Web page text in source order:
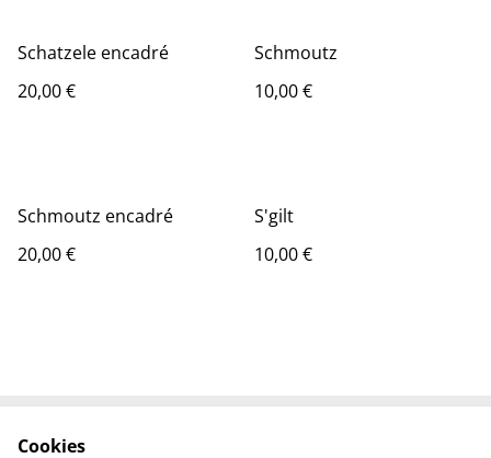
Schatzele encadré
20,00 €
Schmoutz
10,00 €
Schmoutz encadré
20,00 €
S'gilt
10,00 €
Cookies